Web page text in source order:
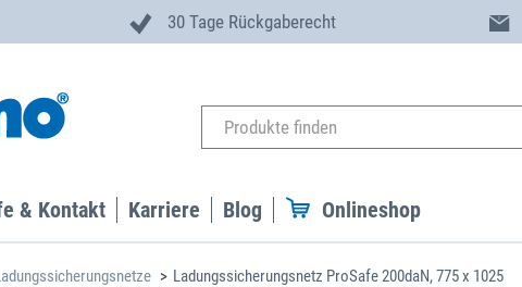
30 Tage Rückgaberecht
& Kontakt Karriere Blog Onlineshop
Ladungssicherungsnetz ProSafe 200daN, 775 x 1025